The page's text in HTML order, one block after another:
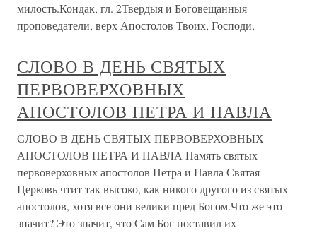
милость.Кондак, гл. 2Твердыя и Боговещанныя
проповедатели, верх Апостолов Твоих, Господи,
СЛОВО В ДЕНЬ СВЯТЫХ
ПЕРВОВЕРХОВНЫХ
АПОСТОЛОВ ПЕТРА И ПАВЛА
СЛОВО В ДЕНЬ СВЯТЫХ ПЕРВОВЕРХОВНЫХ
АПОСТОЛОВ ПЕТРА И ПАВЛА Память святых
первоверховных апостолов Петра и Павла Святая
Церковь чтит так высоко, как никого другого из святых
апостолов, хотя все они велики пред Богом.Что же это
значит? Это значит, что Сам Бог поставил их